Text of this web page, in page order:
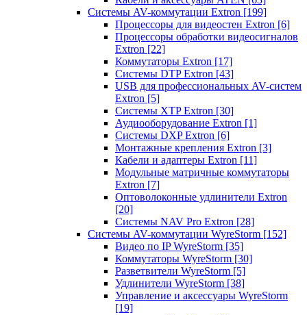
Системы AV-коммутации Extron [199]
Процессоры для видеостен Extron [6]
Процессоры обработки видеосигналов
Extron [22]
Коммутаторы Extron [17]
Системы DTP Extron [43]
USB для профессиональных AV-систем
Extron [5]
Системы XTP Extron [30]
Аудиооборудование Extron [1]
Системы DXP Extron [6]
Монтажные крепления Extron [3]
Кабели и адаптеры Extron [11]
Модульные матричные коммутаторы
Extron [7]
Оптоволоконные удлинители Extron
[20]
Системы NAV Pro Extron [28]
Системы AV-коммутации WyreStorm [152]
Видео по IP WyreStorm [35]
Коммутаторы WyreStorm [30]
Разветвители WyreStorm [5]
Удлинители WyreStorm [38]
Управление и аксессуары WyreStorm
[19]